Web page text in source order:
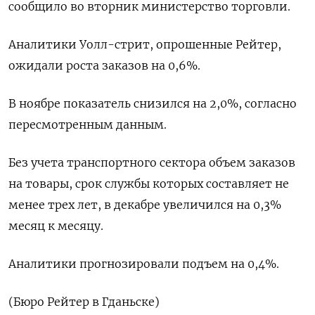
сообщило во вторник министерство торговли.
Аналитики Уолл-стрит, опрошенные Рейтер,
ожидали роста заказов на 0,6%.
В ноябре показатель снизился на 2,0%, согласно
пересмотренным данным.
Без учета транспортного сектора объем заказов
на товары, срок службы которых составляет не
менее трех лет, в декабре увеличился на 0,3%
месяц к месяцу.
Аналитики прогнозировали подъем на 0,4%.
(Бюро Рейтер в Гданьске)